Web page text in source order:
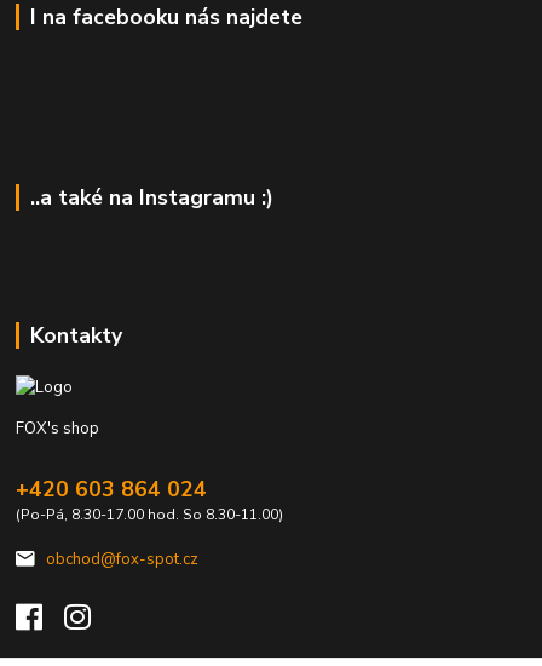
I na facebooku nás najdete
..a také na Instagramu :)
Kontakty
FOX's shop
+420 603 864 024
(Po-Pá, 8.30-17.00 hod. So 8.30-11.00)
obchod@fox-spot.cz